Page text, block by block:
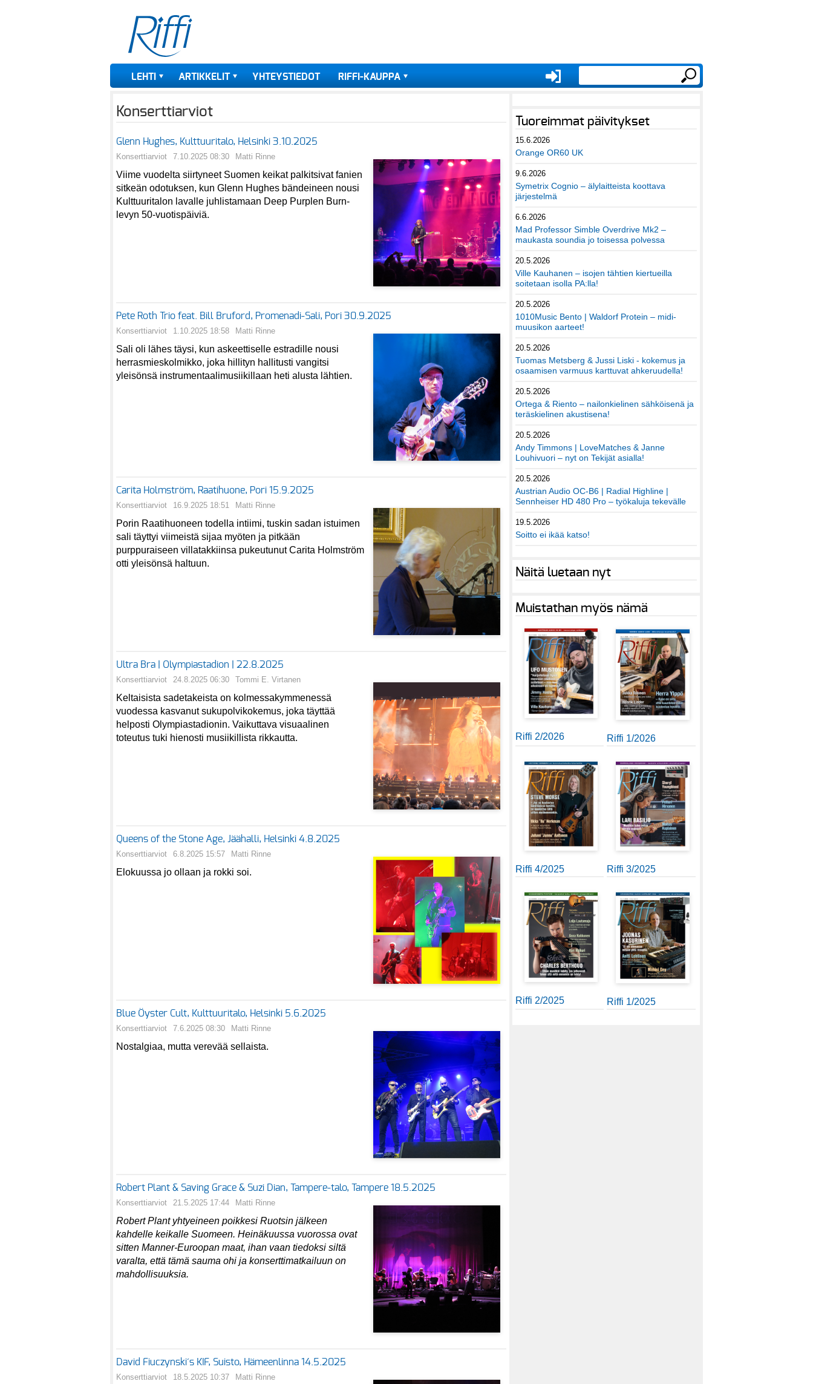
LEHTI ARTIKKELIT YHTEYSTIEDOT RIFFI-KAUPPA
Konserttiarviot
Glenn Hughes, Kulttuuritalo, Helsinki 3.10.2025
Konserttiarviot 7.10.2025 08:30 Matti Rinne
Viime vuodelta siirtyneet Suomen keikat palkitsivat fanien
sitkeän odotuksen, kun Glenn Hughes bändeineen nousi
Kulttuuritalon lavalle juhlistamaan Deep Purplen Burn-
levyn 50-vuotispäiviä.
Pete Roth Trio feat. Bill Bruford, Promenadi-Sali, Pori 30.9.2025
Konserttiarviot 1.10.2025 18:58 Matti Rinne
Sali oli lähes täysi, kun askeettiselle estradille nousi
herrasmieskolmikko, joka hillityn hallitusti vangitsi
yleisönsä instrumentaalimusiikillaan heti alusta lähtien.
Carita Holmström, Raatihuone, Pori 15.9.2025
Konserttiarviot 16.9.2025 18:51 Matti Rinne
Porin Raatihuoneen todella intiimi, tuskin sadan istuimen
sali täyttyi viimeistä sijaa myöten ja pitkään
purppuraiseen villatakkiinsa pukeutunut Carita Holmström
otti yleisönsä haltuun.
Ultra Bra | Olympiastadion | 22.8.2025
Konserttiarviot 24.8.2025 06:30 Tommi E. Virtanen
Keltaisista sadetakeista on kolmessakymmenessä
vuodessa kasvanut sukupolvikokemus, joka täyttää
helposti Olympiastadionin. Vaikuttava visuaalinen
toteutus tuki hienosti musiikillista rikkautta.
Queens of the Stone Age, Jäähalli, Helsinki 4.8.2025
Konserttiarviot 6.8.2025 15:57 Matti Rinne
Elokuussa jo ollaan ja rokki soi.
Blue Öyster Cult, Kulttuuritalo, Helsinki 5.6.2025
Konserttiarviot 7.6.2025 08:30 Matti Rinne
Nostalgiaa, mutta verevää sellaista.
Robert Plant & Saving Grace & Suzi Dian, Tampere-talo, Tampere 18.5.2025
Konserttiarviot 21.5.2025 17:44 Matti Rinne
Robert Plant yhtyeineen poikkesi Ruotsin jälkeen
kahdelle keikalle Suomeen. Heinäkuussa vuorossa ovat
sitten Manner-Euroopan maat, ihan vaan tiedoksi siltä
varalta, että tämä sauma ohi ja konserttimatkailuun on
mahdollisuuksia.
David Fiuczynski´s KIF, Suisto, Hämeenlinna 14.5.2025
Konserttiarviot 18.5.2025 10:37 Matti Rinne
Tuoreimmat päivitykset
15.6.2026
Orange OR60 UK
9.6.2026
Symetrix Cognio – älylaitteista koottava
järjestelmä
6.6.2026
Mad Professor Simble Overdrive Mk2 –
maukasta soundia jo toisessa polvessa
20.5.2026
Ville Kauhanen – isojen tähtien kiertueilla
soitetaan isolla PA:lla!
20.5.2026
1010Music Bento | Waldorf Protein – midi-
muusikon aarteet!
20.5.2026
Tuomas Metsberg & Jussi Liski - kokemus ja
osaamisen varmuus karttuvat ahkeruudella!
20.5.2026
Ortega & Riento – nailonkielinen sähköisenä ja
teräskielinen akustisena!
20.5.2026
Andy Timmons | LoveMatches & Janne
Louhivuori – nyt on Tekijät asialla!
20.5.2026
Austrian Audio OC-B6 | Radial Highline |
Sennheiser HD 480 Pro – työkaluja tekevälle
19.5.2026
Soitto ei ikää katso!
Näitä luetaan nyt
Muistathan myös nämä
Riffi 2/2026 Riffi 1/2026
Riffi 4/2025 Riffi 3/2025
Riffi 2/2025 Riffi 1/2025